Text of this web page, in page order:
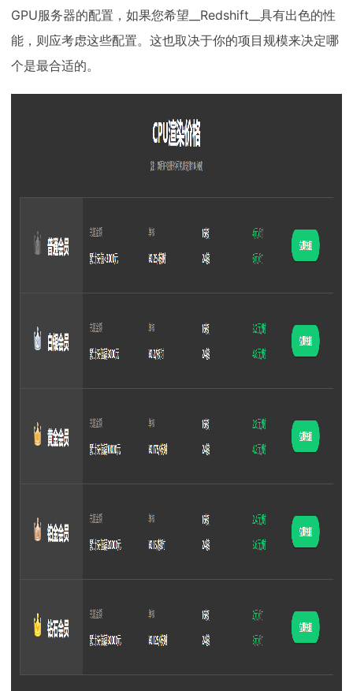
GPU服务器的配置，如果您希望__Redshift__具有出色的性
能，则应考虑这些配置。这也取决于你的项目规模来决定哪
个是最合适的。